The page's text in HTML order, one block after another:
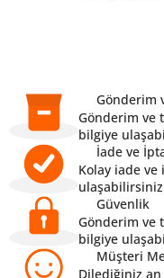
Gönderim
Gönderim ve
bilgiye
İade ve
Kolay iade
Güvenlik
Gönderim ve
bilgiye
Müşteri
Dilediğiniz